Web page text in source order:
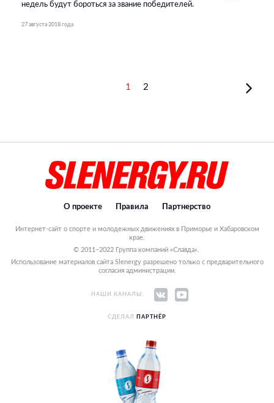
недель будут бороться за звание победителей.
27 августа 2018 года
1 2
О проекте Правила Партнерство
Интернет-сайт о спорте и молодежных движениях в Приморье и Хабаровском
крае.
© 2011–2022 Группа компаний «Славда».
Использование материалов сайта Slenergy разрешено только с предварительного
согласия администрации.
НАШИ КАНАЛЫ:
СДЕЛАЛ ПАРТНЁР